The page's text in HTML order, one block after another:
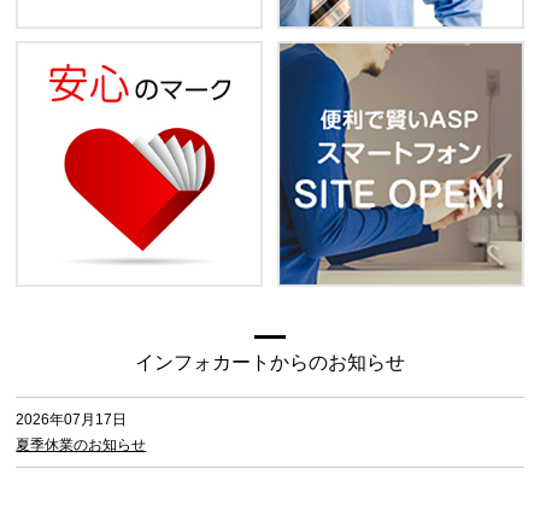
インフォカートからのお知らせ
2026年07月17日
夏季休業のお知らせ